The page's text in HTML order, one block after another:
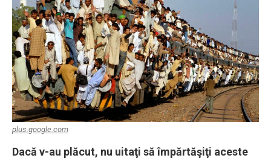
plus.google.com
Dacă v-au plăcut, nu uitaţi să împărtăşiţi aceste